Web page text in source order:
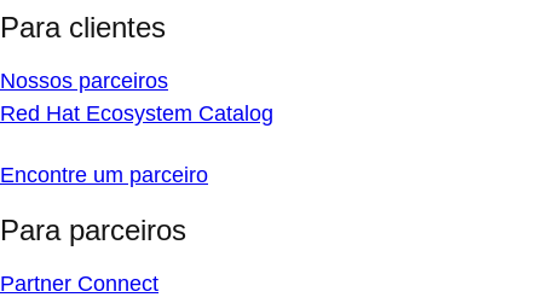
Para clientes
Nossos parceiros
Red Hat Ecosystem Catalog
Encontre um parceiro
Para parceiros
Partner Connect